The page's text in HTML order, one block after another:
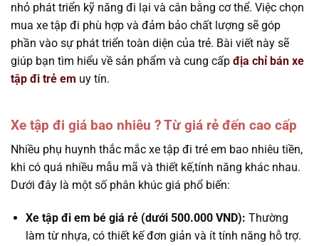
nhỏ phát triển kỹ năng đi lại và cân bằng cơ thể. Việc chọn
mua xe tập đi phù hợp và đảm bảo chất lượng sẽ góp
phần vào sự phát triển toàn diện của trẻ. Bài viết này sẽ
giúp bạn tìm hiểu về sản phẩm và cung cấp địa chỉ bán xe
tập đi trẻ em uy tín.
Xe tập đi giá bao nhiêu ? Từ giá rẻ đến cao cấp
Nhiều phụ huynh thắc mắc xe tập đi trẻ em bao nhiêu tiền,
khi có quá nhiều mẫu mã và thiết kế,tính năng khác nhau.
Dưới đây là một số phân khúc giá phổ biến:
Xe tập đi em bé giá rẻ (dưới 500.000 VND): Thường
làm từ nhựa, có thiết kế đơn giản và ít tính năng hỗ trợ.